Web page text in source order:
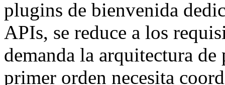
plugins de bienvenida
APIs, se reduce a los
demanda la arquitectura
primer orden necesita